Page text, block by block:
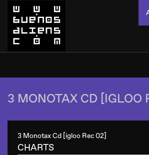
3 MONOTAX CD [IGLOO
3 Monotax Cd [igloo Rec 02]
CHARTS